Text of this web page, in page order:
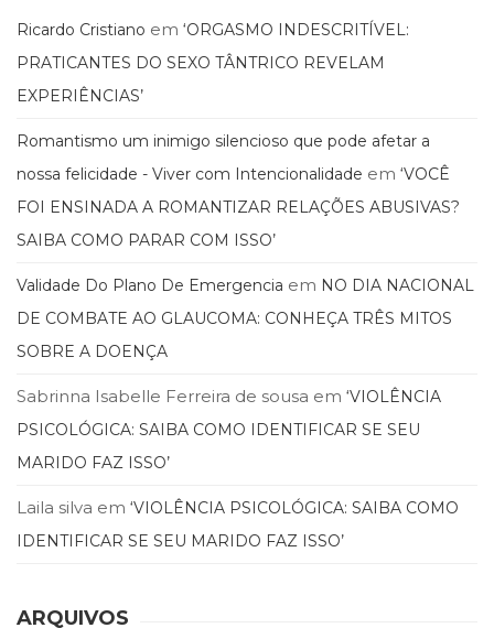
Ricardo Cristiano em ‘ORGASMO INDESCRITÍVEL:
PRATICANTES DO SEXO TÂNTRICO REVELAM
EXPERIÊNCIAS’
Romantismo um inimigo silencioso que pode afetar a
nossa felicidade - Viver com Intencionalidade em ‘VOCÊ
FOI ENSINADA A ROMANTIZAR RELAÇÕES ABUSIVAS?
SAIBA COMO PARAR COM ISSO’
Validade Do Plano De Emergencia em NO DIA NACIONAL
DE COMBATE AO GLAUCOMA: CONHEÇA TRÊS MITOS
SOBRE A DOENÇA
Sabrinna Isabelle Ferreira de sousa em ‘VIOLÊNCIA
PSICOLÓGICA: SAIBA COMO IDENTIFICAR SE SEU
MARIDO FAZ ISSO’
Laila silva em ‘VIOLÊNCIA PSICOLÓGICA: SAIBA COMO
IDENTIFICAR SE SEU MARIDO FAZ ISSO’
ARQUIVOS